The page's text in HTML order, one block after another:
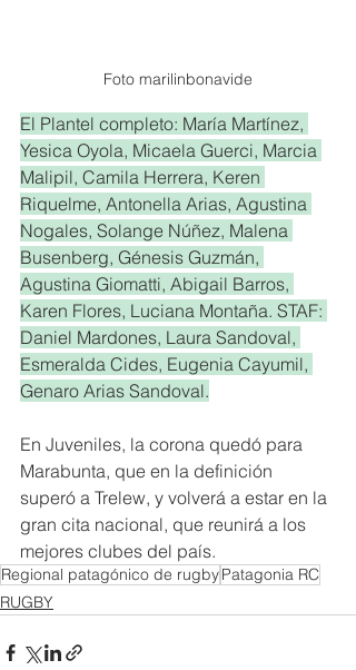
Foto marilinbonavide
El Plantel completo: María Martínez,
Yesica Oyola, Micaela Guerci, Marcia
Malipil, Camila Herrera, Keren
Riquelme, Antonella Arias, Agustina
Nogales, Solange Núñez, Malena
Busenberg, Génesis Guzmán,
Agustina Giomatti, Abigail Barros,
Karen Flores, Luciana Montaña. STAF:
Daniel Mardones, Laura Sandoval,
Esmeralda Cides, Eugenia Cayumil,
Genaro Arias Sandoval.
En Juveniles, la corona quedó para
Marabunta, que en la definición
superó a Trelew, y volverá a estar en la
gran cita nacional, que reunirá a los
mejores clubes del país.
Regional patagónico de rugbyPatagonia RC
RUGBY